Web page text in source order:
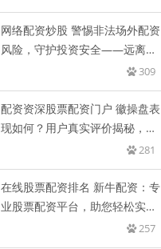
网络配资炒股 警惕非法场外配资
风险，守护投资安全——远离违
309
配资资深股票配资门户 徽操盘表
现如何？用户真实评价揭秘，投
281
在线股票配资排名 新牛配资：专
业股票配资平台，助您轻松实现
257